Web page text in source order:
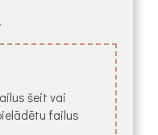
šeit vai
failus